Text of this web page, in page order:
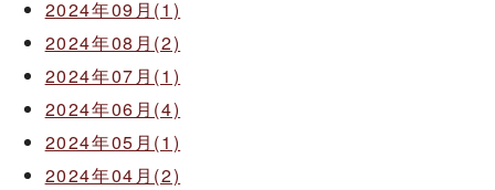
2024年09月(1)
2024年08月(2)
2024年07月(1)
2024年06月(4)
2024年05月(1)
2024年04月(2)